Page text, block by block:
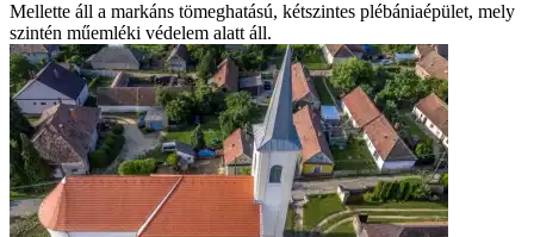
Mellette áll a markáns tömeghatású, kétszintes plébániaépület, mely
szintén műemléki védelem alatt áll.